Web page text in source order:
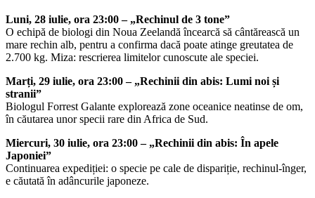
Luni, 28 iulie, ora 23:00 – „Rechinul de 3 tone”
O echipă de biologi din Noua Zeelandă încearcă să cântărească un
mare rechin alb, pentru a confirma dacă poate atinge greutatea de
2.700 kg. Miza: rescrierea limitelor cunoscute ale speciei.
Marți, 29 iulie, ora 23:00 – „Rechinii din abis: Lumi noi și
stranii”
Biologul Forrest Galante explorează zone oceanice neatinse de om,
în căutarea unor specii rare din Africa de Sud.
Miercuri, 30 iulie, ora 23:00 – „Rechinii din abis: În apele
Japoniei”
Continuarea expediției: o specie pe cale de dispariție, rechinul-înger,
e căutată în adâncurile japoneze.